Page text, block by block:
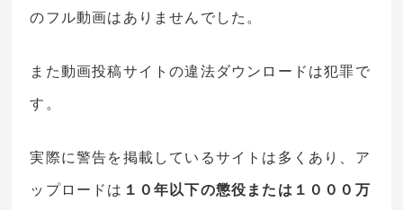
のフル動画はありませんでした。
また動画投稿サイトの違法ダウンロードは犯罪で
す。
実際に警告を掲載しているサイトは多くあり、ア
ップロードは １０年以下の懲役または１０００万